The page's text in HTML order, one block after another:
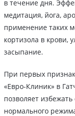
в течение дня.
медитация, йога,
применение таких
кортизола в крови,
засыпание.
При первых
«Евро-Клиник» в
позволяет
нормального